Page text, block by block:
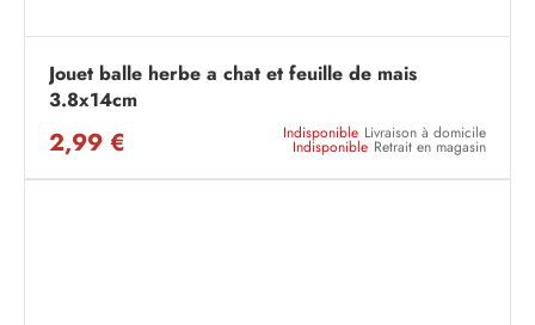
Jouet balle herbe a chat et feuille de mais
3.8x14cm
2,99 € Indisponible Livraison à domicile
Indisponible Retrait en magasin